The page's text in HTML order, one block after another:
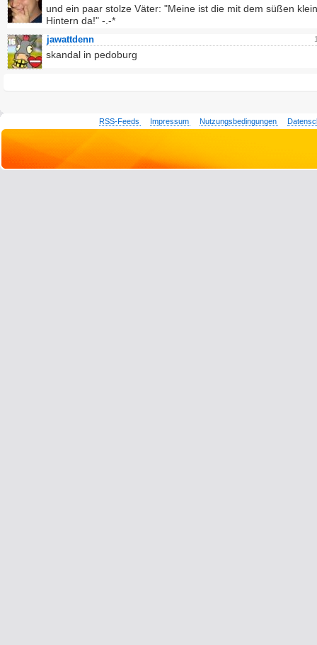
und ein paar stolze Väter: "Meine ist die mit dem süßen
Hintern da!" -.-*
jawattdenn
skandal in pedoburg
RSS-Feeds Impressum Nutzungsbedingungen